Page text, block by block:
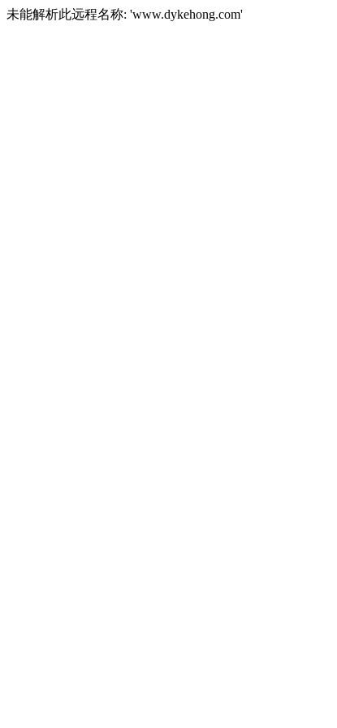
未能解析此远程名称: 'www.dykehong.com'